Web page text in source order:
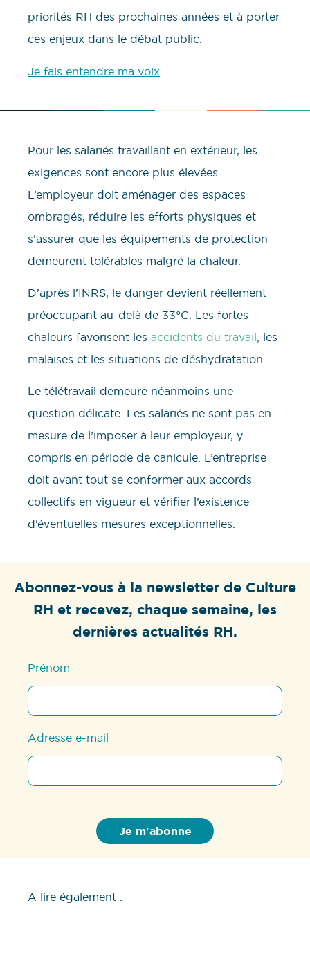
priorités RH des prochaines années et à porter
ces enjeux dans le débat public.
Je fais entendre ma voix
Pour les salariés travaillant en extérieur, les
exigences sont encore plus élevées.
L’employeur doit aménager des espaces
ombragés, réduire les efforts physiques et
s’assurer que les équipements de protection
demeurent tolérables malgré la chaleur.
D’après l’INRS, le danger devient réellement
préoccupant au-delà de 33°C. Les fortes
chaleurs favorisent les accidents du travail, les
malaises et les situations de déshydratation.
Le télétravail demeure néanmoins une
question délicate. Les salariés ne sont pas en
mesure de l’imposer à leur employeur, y
compris en période de canicule. L’entreprise
doit avant tout se conformer aux accords
collectifs en vigueur et vérifier l’existence
d’éventuelles mesures exceptionnelles.
Abonnez-vous à la newsletter de Culture
RH et recevez, chaque semaine, les
dernières actualités RH.
Prénom
Adresse e-mail
A lire également :